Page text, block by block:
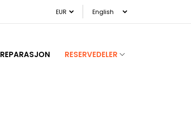
REPARASJON RESERVEDELER